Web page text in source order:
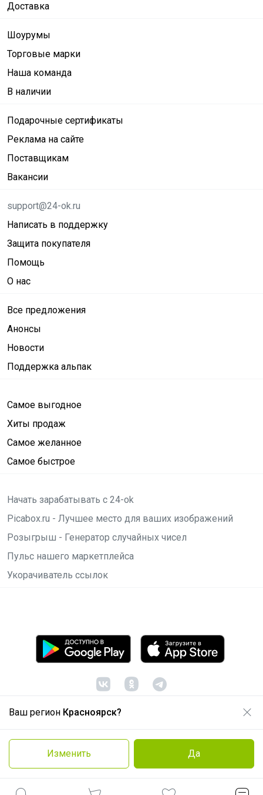
Ваш регион Красноярск?
Изменить Да
Доставка
Шоурумы
Торговые марки
Наша команда
В наличии
Подарочные сертификаты
Реклама на сайте
Поставщикам
Вакансии
support@24-ok.ru
Написать в поддержку
Защита покупателя
Помощь
О нас
Все предложения
Анонсы
Новости
Поддержка альпак
Самое выгодное
Хиты продаж
Самое желанное
Самое быстрое
Начать зарабатывать с 24-ok
Picabox.ru - Лучшее место для ваших изображений
Розыгрыш - Генератор случайных чисел
Пульс нашего маркетплейса
Укорачиватель ссылок
© ООО "Лявита", ОГРН 1122468054070, 2012 -2026
Политика конфиденциальности
Cоглашение пользователя